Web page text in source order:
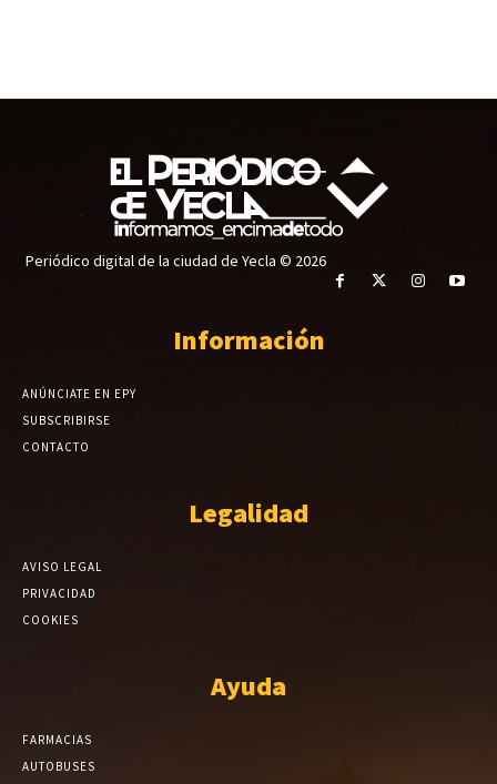
Periódico digital de la ciudad de Yecla © 2026
Información
ANÚNCIATE EN EPY
SUBSCRIBIRSE
CONTACTO
Legalidad
AVISO LEGAL
PRIVACIDAD
COOKIES
Ayuda
FARMACIAS
AUTOBUSES